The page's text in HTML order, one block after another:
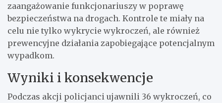
zaangażowanie funkcjonariuszy w poprawę
bezpieczeństwa na drogach. Kontrole te miały na
celu nie tylko wykrycie wykroczeń, ale również
prewencyjne działania zapobiegające potencjalnym
wypadkom.
Wyniki i konsekwencje
Podczas akcji policjanci ujawnili 36 wykroczeń, co